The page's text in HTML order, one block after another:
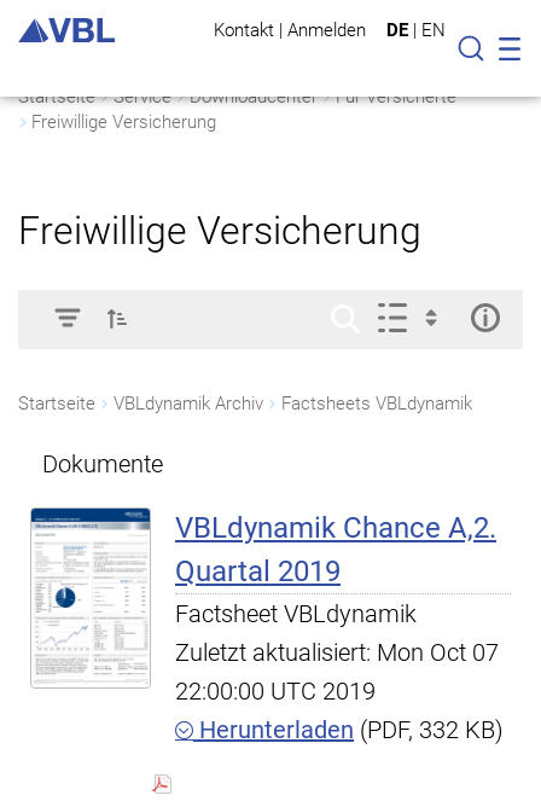
Kontakt | Anmelden DE | EN
Suche
Startseite Service Downloadcenter
Für Versicherte
Freiwillige Versicherung
Freiwillige Versicherung
Startseite VBLdynamik Archiv Factsheets VBLdynamik
Dokumente
VBLdynamik Chance A,2.
Quartal 2019
Factsheet VBLdynamik
Zuletzt aktualisiert: Mon Oct 07
22:00:00 UTC 2019
Herunterladen (PDF, 332 KB)